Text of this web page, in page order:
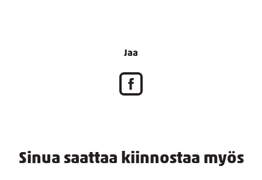
Jaa
Sinua saattaa kiinnostaa myös